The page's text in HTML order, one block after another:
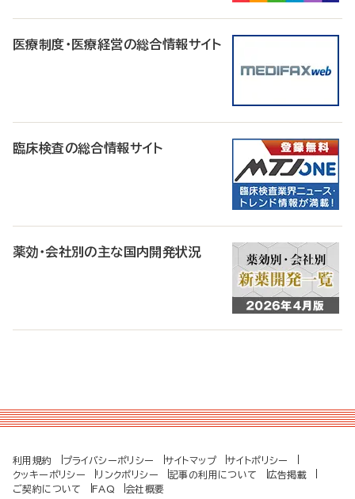
医療制度・医療経営の総合情報サイト
臨床検査の総合情報サイト
薬効・会社別の主な国内開発状況
利用規約 プライバシーポリシー サイトマップ
サイトポリシー
クッキーポリシー
リンクポリシー 記事の利用について
広告掲載
ご契約について
FAQ 会社概要